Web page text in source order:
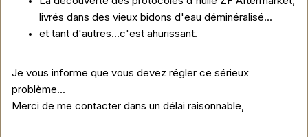
livrés dans des vieux bidons d'eau déminéralisé...
et tant d'autres...c'est ahurissant.
Je vous informe que vous devez régler ce sérieux
problème...
Merci de me contacter dans un délai raisonnable,